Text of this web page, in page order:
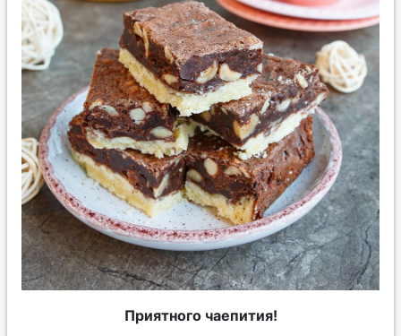
Приятного чаепития!